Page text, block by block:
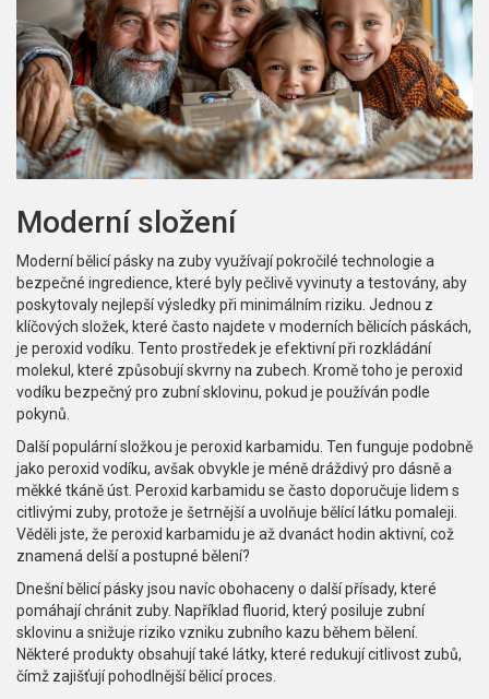
Moderní složení
Moderní bělicí pásky na zuby využívají pokročilé technologie a
bezpečné ingredience, které byly pečlivě vyvinuty a testovány, aby
poskytovaly nejlepší výsledky při minimálním riziku. Jednou z
klíčových složek, které často najdete v moderních bělicích páskách,
je peroxid vodíku. Tento prostředek je efektivní při rozkládání
molekul, které způsobují skvrny na zubech. Kromě toho je peroxid
vodíku bezpečný pro zubní sklovinu, pokud je používán podle
pokynů.
Další populární složkou je peroxid karbamidu. Ten funguje podobně
jako peroxid vodíku, avšak obvykle je méně dráždivý pro dásně a
měkké tkáně úst. Peroxid karbamidu se často doporučuje lidem s
citlivými zuby, protože je šetrnější a uvolňuje bělící látku pomaleji.
Věděli jste, že peroxid karbamidu je až dvanáct hodin aktivní, což
znamená delší a postupné bělení?
Dnešní bělicí pásky jsou navíc obohaceny o další přísady, které
pomáhají chránit zuby. Například fluorid, který posiluje zubní
sklovinu a snižuje riziko vzniku zubního kazu během bělení.
Některé produkty obsahují také látky, které redukují citlivost zubů,
čímž zajišťují pohodlnější bělicí proces.